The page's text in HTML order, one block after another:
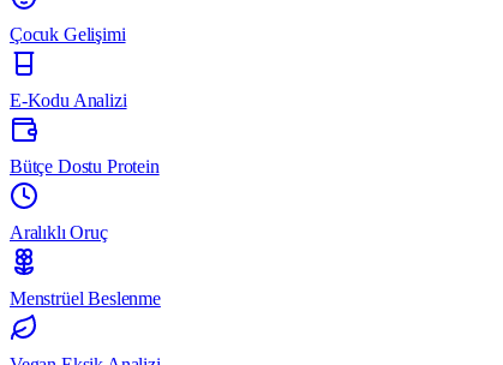
Çocuk Gelişimi
E-Kodu Analizi
Bütçe Dostu Protein
Aralıklı Oruç
Menstrüel Beslenme